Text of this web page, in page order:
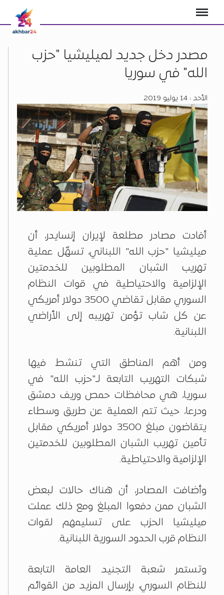
مصدر دخل جديد لميليشيا "حزب
الله" في سوريا
الأحد : 14 يوليو 2019
أفادت مصادر مطلعة لإيران إنسايدر، أن
ميليشيا "حزب الله" اللبناني، تسهّل عملية
تهريب الشبان المطلوبين للخدمتين
الإلزامية والاحتياطية في قوات النظام
السوري مقابل تقاضي 3500 دولار أمريكي
عن كل شاب تؤمن تهريبه إلى الأراضي
اللبنانية.
ومن أهم المناطق التي تنشط فيها
شبكات التهريب التابعة لـ"حزب الله" في
سوريا، هي محافظات حمص وريف دمشق
ودرعا، حيث تتم العملية عن طريق وسطاء
يتقاضون مبلغ 3500 دولار أمريكي مقابل
تأمين تهريب الشبان المطلوبين للخدمتين
الإلزامية والاحتياطية.
وأضافت المصادر، أن هناك حالات لبعض
الشبان ممن دفعوا المبلغ ومع ذلك عملت
ميليشيا الحزب على تسليمهم لقوات
النظام قرب الحدود السورية اللبنانية.
وتستمر شعبة التجنيد العامة التابعة
للنظام السوري، بإرسال المزيد من القوائم